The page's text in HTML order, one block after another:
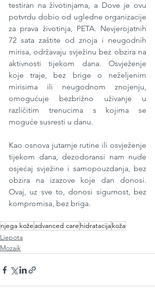
testiran na životinjama, a Dove je ovu
potvrdu dobio od ugledne organizacije
za prava životinja, PETA. Nevjerojatnih
72 sata zaštite od znoja i neugodnih
mirisa, održavaju svježinu bez obzira na
aktivnosti tijekom dana. Osvježenje
koje traje, bez brige o neželjenim
mirisima ili neugodnom znojenju,
omogućuje bezbrižno uživanje u
različitim trenucima s kojima se
moguće susresti u danu.
Kao osnova jutarnje rutine ili osvježenje
tijekom dana, dezodoransi nam nude
osjećaj svježine i samopouzdanja, bez
obzira na izazove koje dan donosi.
Ovaj, uz sve to, donosi sigurnost, bez
kompromisa, bez briga.
njega kože advanced care hidratacijakoža
Ljepota
Mozaik